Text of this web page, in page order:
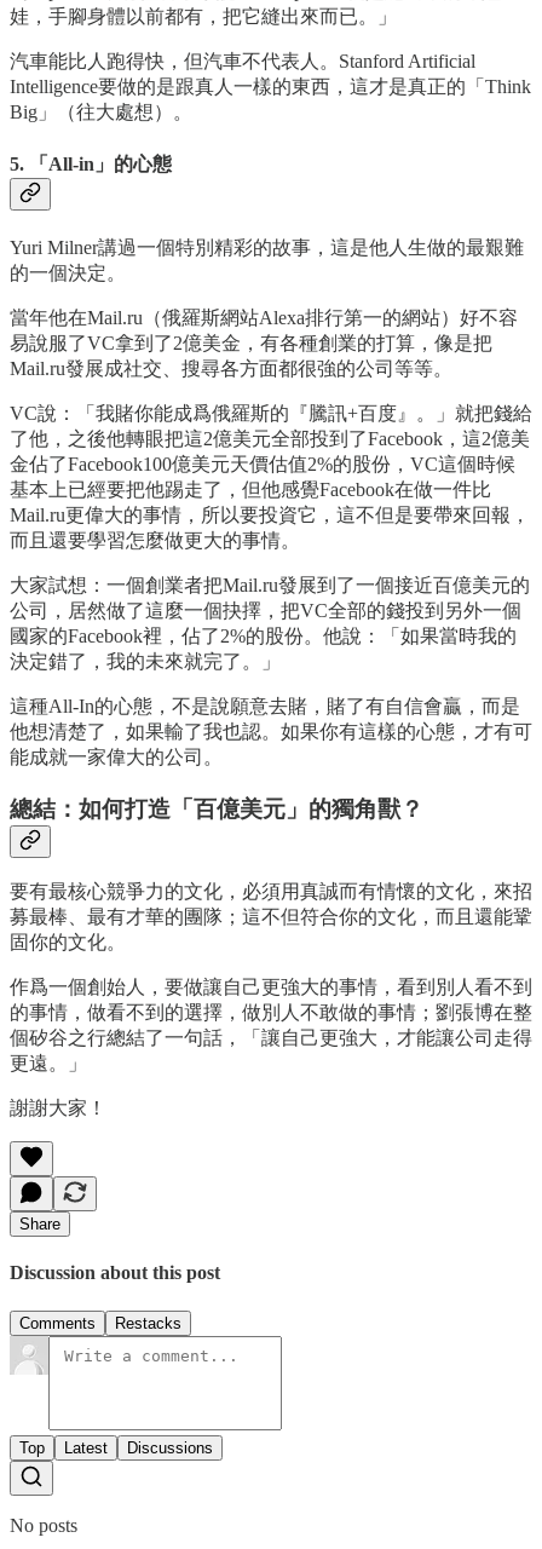
娃，手腳身體以前都有，把它縫出來而已。」
汽車能比人跑得快，但汽車不代表人。Stanford Artificial
Intelligence要做的是跟真人一樣的東西，這才是真正的「Think
Big」（往大處想）。
5. 「All-in」的心態
Yuri Milner講過一個特別精彩的故事，這是他人生做的最艱難
的一個決定。
當年他在Mail.ru（俄羅斯網站Alexa排行第一的網站）好不容
易說服了VC拿到了2億美金，有各種創業的打算，像是把
Mail.ru發展成社交、搜尋各方面都很強的公司等等。
VC說：「我賭你能成爲俄羅斯的『騰訊+百度』。」就把錢給
了他，之後他轉眼把這2億美元全部投到了Facebook，這2億美
金佔了Facebook100億美元天價估值2%的股份，VC這個時候
基本上已經要把他踢走了，但他感覺Facebook在做一件比
Mail.ru更偉大的事情，所以要投資它，這不但是要帶來回報，
而且還要學習怎麼做更大的事情。
大家試想：一個創業者把Mail.ru發展到了一個接近百億美元的
公司，居然做了這麼一個抉擇，把VC全部的錢投到另外一個
國家的Facebook裡，佔了2%的股份。他說：「如果當時我的
決定錯了，我的未來就完了。」
這種All-In的心態，不是說願意去賭，賭了有自信會贏，而是
他想清楚了，如果輸了我也認。如果你有這樣的心態，才有可
能成就一家偉大的公司。
總結：如何打造「百億美元」的獨角獸？
要有最核心競爭力的文化，必須用真誠而有情懷的文化，來招
募最棒、最有才華的團隊；這不但符合你的文化，而且還能鞏
固你的文化。
作爲一個創始人，要做讓自己更強大的事情，看到別人看不到
的事情，做看不到的選擇，做別人不敢做的事情；劉張博在整
個矽谷之行總結了一句話，「讓自己更強大，才能讓公司走得
更遠。」
謝謝大家！
Share
Discussion about this post
Comments Restacks
Top Latest Discussions
No posts